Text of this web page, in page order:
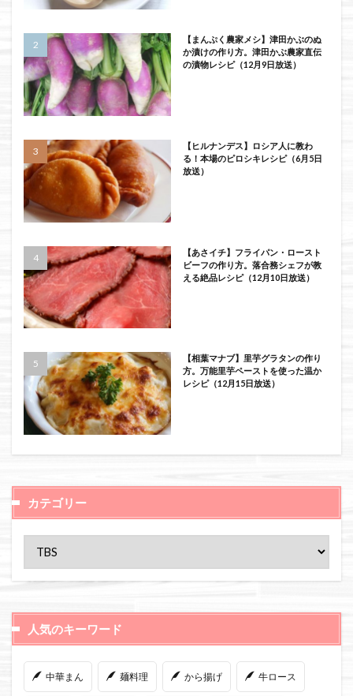
【まんぷく農家メシ】津田かぶのぬ
か漬けの作り方。津田かぶ農家直伝
の漬物レシピ（12月9日放送）
【ヒルナンデス】ロシア人に教わ
る！本場のピロシキレシピ（6月5日
放送）
【あさイチ】フライパン・ロースト
ビーフの作り方。落合務シェフが教
える絶品レシピ（12月10日放送）
【相葉マナブ】里芋グラタンの作り
方。万能里芋ペーストを使った温か
レシピ（12月15日放送）
カテゴリー
人気のキーワード
中華まん 麺料理 から揚げ 牛ロース